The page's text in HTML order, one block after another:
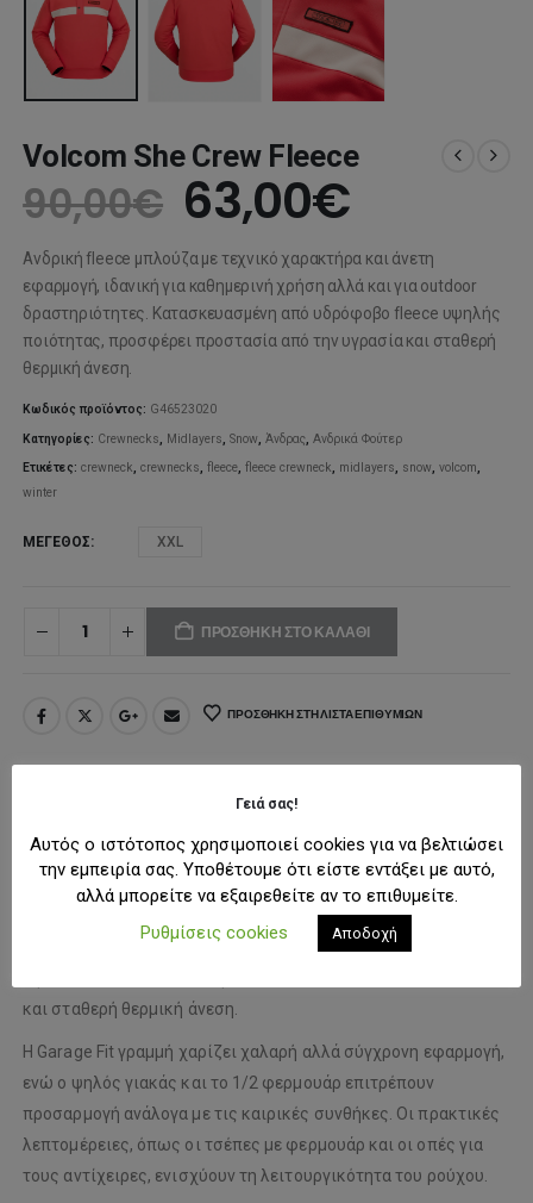
Volcom She Crew Fleece
90,00€ Original
price
was:
90,00€.
63,00€Η
τιμή
είναι:
Ανδρική fleece μπλούζα με τεχνικό χαρακτήρα και άνετη
εφαρμογή, ιδανική για καθημερινή χρήση αλλά και για outdoor
δραστηριότητες. Κατασκευασμένη από υδρόφοβο fleece υψηλής
ποιότητας, προσφέρει προστασία από την υγρασία και σταθερή
θερμική άνεση.
Κωδικός προϊόντος: G46523020
Κατηγορίες: Crewnecks Midlayers ,Snow ,Άνδρας ,Ανδρικά Φούτερ
Ετικέτες:crewneck,crewnecks,fleece,fleece crewneck, midlayers, snow,volcom,
winter
ΜΈΓΕΘΟΣ XXL
ΠΡΟΣΘΉΚΗ ΣΤΟ ΚΑΛΆΘΙ
ΠΡΟΣΘΉΚΗ ΣΤΗ ΛΊΣΤΑ ΕΠΙΘΥΜΙΏΝ
Ανδρική fleece μπλούζα με τεχνικό χαρακτήρα και άνετη
εφαρμογή, ιδανική για καθημερινή χρήση αλλά και για outdoor
δραστηριότητες. Κατασκευασμένη από υδρόφοβο fleece
και σταθερή θερμική άνεση.
Η Garage Fit γραμμή χαρίζει χαλαρή αλλά σύγχρονη εφαρμογή,
ενώ ο ψηλός γιακάς και το 1/2 φερμουάρ επιτρέπουν
προσαρμογή ανάλογα με τις καιρικές συνθήκες. Οι πρακτικές
λεπτομέρειες, όπως οι τσέπες με φερμουάρ και οι οπές για
τους αντίχειρες, ενισχύουν τη λειτουργικότητα του ρούχου.
Γειά σας!
Αυτός ο ιστότοπος χρησιμοποιεί cookies για να βελτιώσει
την εμπειρία σας. Υποθέτουμε ότι είστε εντάξει με αυτό,
αλλά μπορείτε να εξαιρεθείτε αν το επιθυμείτε.
Ρυθμίσεις cookies
Αποδοχή